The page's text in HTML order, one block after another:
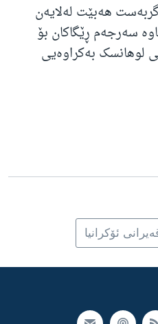
هەبێت لەلایەن
سەرجەم ڕێگاکان بۆ
لوهانسک بەکراوەیی
ئۆکرانیا